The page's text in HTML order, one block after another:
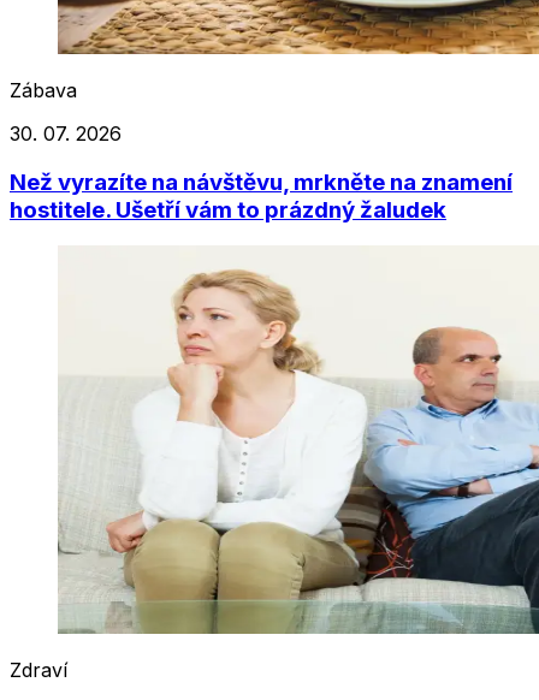
Zábava
30. 07. 2026
Než vyrazíte na návštěvu, mrkněte na znamení
hostitele. Ušetří vám to prázdný žaludek
Zdraví